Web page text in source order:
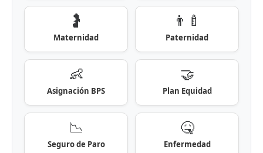
🤰
Maternidad
👨‍🍼
Paternidad
👶
Asignación BPS
🤝
Plan Equidad
📉
Seguro de Paro
🤒
Enfermedad